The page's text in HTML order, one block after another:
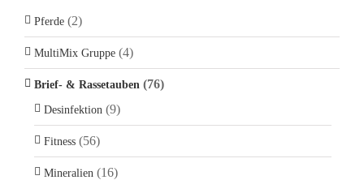
Pferde (2)
MultiMix Gruppe (4)
Brief- & Rassetauben (76)
Desinfektion (9)
Fitness (56)
Mineralien (16)